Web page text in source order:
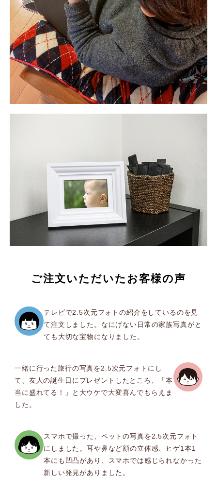
ご注文いただいたお客様の声
テレビで2.5次元フォトの紹介をしているのを見
て注文しました。なにげない日常の家族写真がと
ても大切な宝物になりました。
一緒に行った旅行の写真を2.5次元フォトにし
て、友人の誕生日にプレゼントしたところ、「本
当に盛れてる！」と大ウケで大変喜んでもらえま
した。
スマホで撮った、ペットの写真を2.5次元フォト
にしました。耳や鼻など顔の立体感、ヒゲ1本1
本にも凹凸があり、スマホでは感じられなかった
新しい発見がありました。